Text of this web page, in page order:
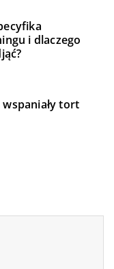
i dlaczego
wspaniały tort